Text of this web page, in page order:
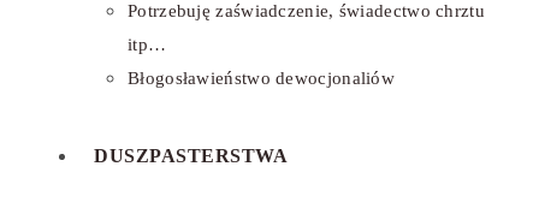
Potrzebuję zaświadczenie, świadectwo chrztu
itp…
Błogosławieństwo dewocjonaliów
DUSZPASTERSTWA